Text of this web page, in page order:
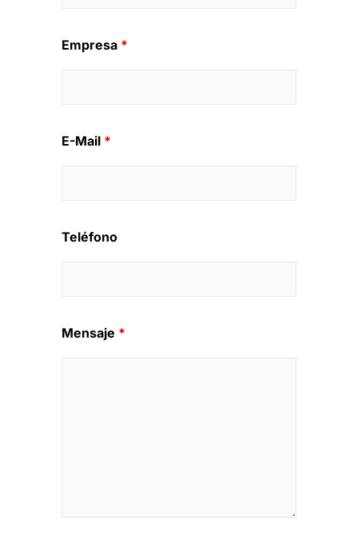
Empresa *
E-Mail *
Teléfono
Mensaje *